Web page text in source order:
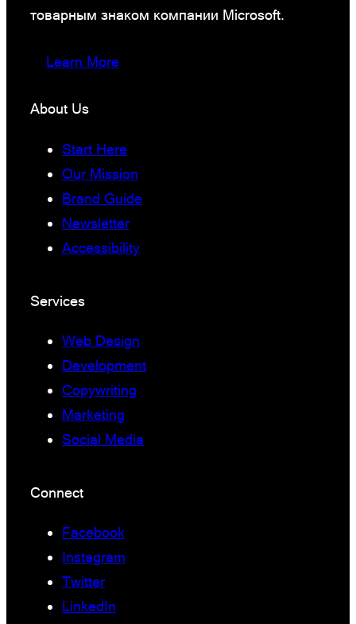
товарным знаком компании Microsoft.
Learn More
About Us
Start Here
Our Mission
Brand Guide
Newsletter
Accessibility
Services
Web Design
Development
Copywriting
Marketing
Social Media
Connect
Facebook
Instagram
Twitter
LinkedIn